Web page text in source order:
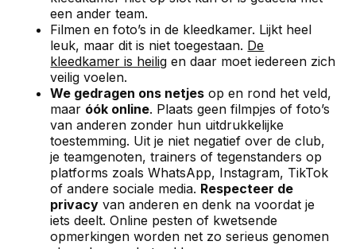
een ander team.
Filmen en foto’s in de kleedkamer. Lijkt heel
leuk, maar dit is niet toegestaan. De
kleedkamer is heilig en daar moet iedereen zich
veilig voelen.
We gedragen ons netjes op en rond het veld,
maar óók online. Plaats geen filmpjes of foto’s
van anderen zonder hun uitdrukkelijke
toestemming. Uit je niet negatief over de club,
je teamgenoten, trainers of tegenstanders op
platforms zoals WhatsApp, Instagram, TikTok
of andere sociale media. Respecteer de
privacy van anderen en denk na voordat je
iets deelt. Online pesten of kwetsende
opmerkingen worden net zo serieus genomen